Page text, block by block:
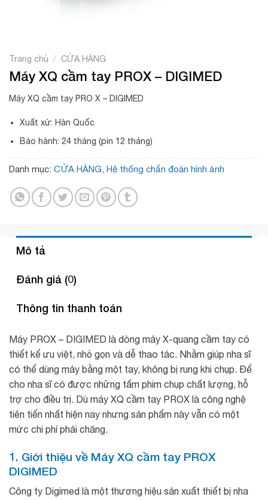
Trang chủ / CỬA HÀNG
Máy XQ cầm tay PROX – DIGIMED
Máy XQ cầm tay PRO X – DIGIMED
Xuất xứ: Hàn Quốc
Bảo hành: 24 tháng (pin 12 tháng)
Danh mục: CỬA HÀNG, Hệ thống chẩn đoán hình ảnh
Mô tả
Đánh giá (0)
Thông tin thanh toán
Máy PROX – DIGIMED là dòng máy X-quang cầm tay có
thiết kế ưu việt, nhỏ gọn và dễ thao tác. Nhằm giúp nha sĩ
có thể dùng máy bằng một tay, không bị rung khi chụp. Để
cho nha sĩ có được những tấm phim chụp chất lượng, hỗ
trợ cho điều trị. Dù máy XQ cầm tay PROX là công nghệ
tiên tiến nhất hiện nay nhưng sản phẩm này vẫn có một
mức chi phí phải chăng.
1. Giới thiệu về Máy XQ cầm tay PROX
DIGIMED
Công ty Digimed là một thương hiệu sản xuất thiết bị nha